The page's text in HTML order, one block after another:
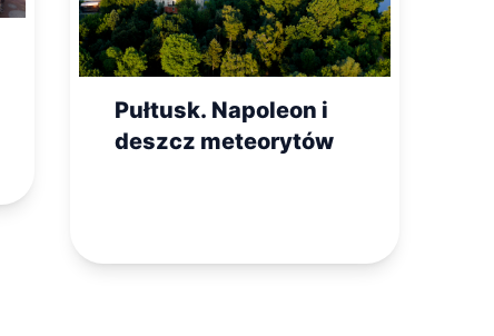
Pułtusk. Napoleon i
deszcz meteorytów